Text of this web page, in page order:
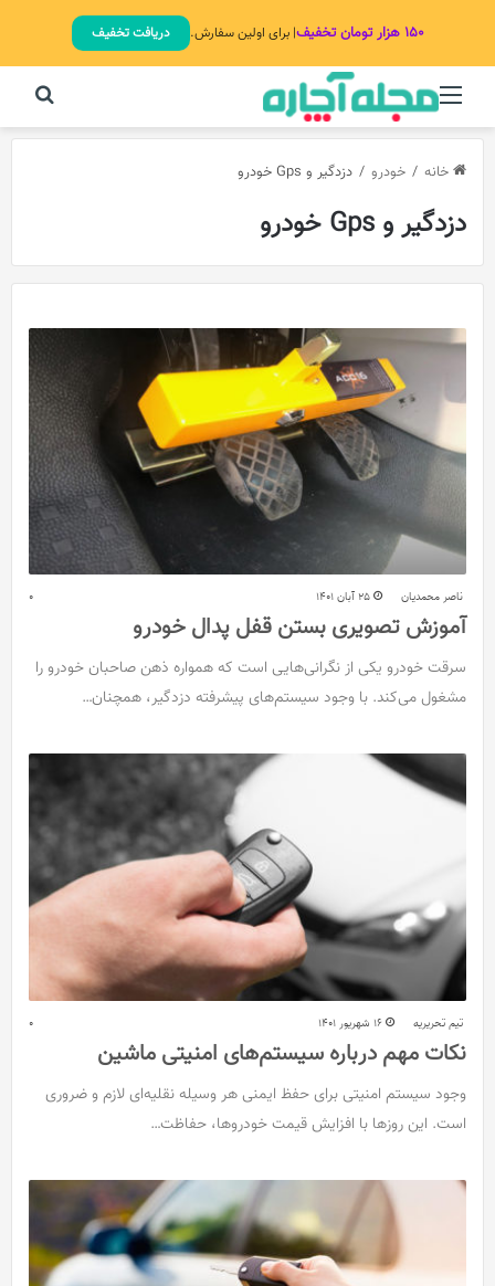
۱۵۰ هزار تومان تخفیف | برای اولین سفارش. دریافت تخفیف
منو
خانه / خودرو / دزدگیر و Gps خودرو
دزدگیر و Gps خودرو
ناصر محمدیان 25 آبان 1401 0
آموزش تصویری بستن قفل پدال خودرو
سرقت خودرو یکی از نگرانی‌هایی است که همواره ذهن صاحبان‌ خودرو را
مشغول می‌کند. با وجود سیستم‌های پیشرفته دزدگیر، همچنان…
تیم تحریریه 16 شهریور 1401 0
نکات مهم درباره سیستم‌های امنیتی ماشین
وجود سیستم‌ امنیتی برای حفظ ایمنی هر وسیله نقلیه‌ای لازم و ضروری
است. این روزها با افزایش قیمت خودروها، حفاظت…